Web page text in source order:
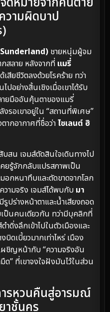
วามผิดบาป
ชายหนุ่มผู้จม
สลาย หลังจากที่ แมรี่
สียชีวิตลงด้วยโรคร้าย ทว่า
ปอย่างสิ้นเชิงเมื่อเขาได้รับ
ยมืออันคุ้นตาของแมรี่
งรอเขาอยู่ใน “สถานที่พิเศษ”
ากอากาศที่ชื่อว่าไซเลนต์ ฮิ
สน เจมส์ตัดสินใจเดินทางไป
ยรู้จักกลับแปรสภาพเป็น
กหนาทึบและตัดขาดจากโลก
วามจริง เจมส์ได้พบกับ มา
ปร่างหน้าตาและน้ำเสียงถอด
เป็นคนเดียวกัน ทว่ามีบุคลิกที่
ำดิ่งลึกเข้าไปในตัวเมืองและ
ดเบี้ยวมากเท่าไหร่ เมือง
ชิญหน้ากับ “ความจริงอัน
” ที่เขาจงใจฝังมันไว้ในส่วน
รหวนคืนสู่อารมณ์
าชั้นครู